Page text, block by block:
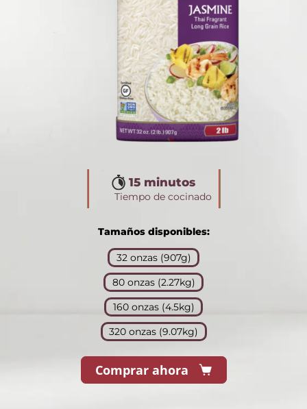
15 minutos
Tiempo de cocinado
Tamaños disponibles:
32 onzas (907g)
80 onzas (2.27kg)
160 onzas (4.5kg)
320 onzas (9.07kg)
Comprar ahora